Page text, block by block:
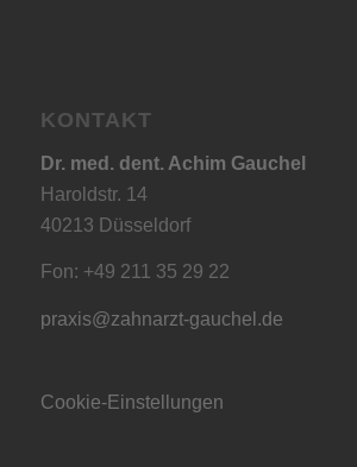
KONTAKT
Dr. med. dent. Achim Gauchel
Haroldstr. 14
40213 Düsseldorf
Fon: +49 211 35 29 22
praxis@zahnarzt-gauchel.de
Cookie-Einstellungen